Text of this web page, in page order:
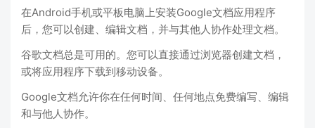
在Android手机或平板电脑上安装Google文档应用程序
后，您可以创建、编辑文档，并与其他人协作处理文档。
谷歌文档总是可用的。您可以直接通过浏览器创建文档，
或将应用程序下载到移动设备。
Google文档允许你在任何时间、任何地点免费编写、编辑
和与他人协作。